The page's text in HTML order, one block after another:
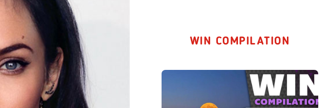
WIN COMPILATION